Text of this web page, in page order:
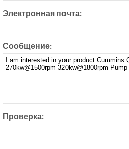
Электронная почта:
Сообщение:
Проверка: